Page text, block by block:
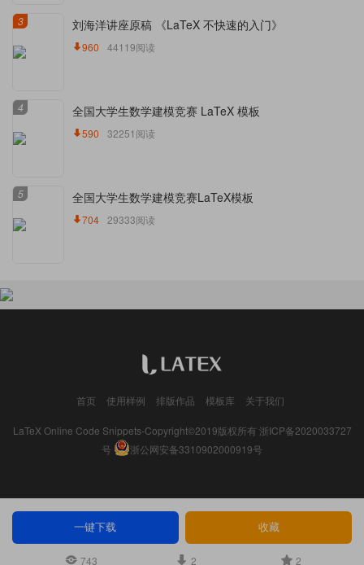
一键下载 收藏
743 2 2
3 刘海洋讲座原稿 《LaTeX 不快速的入门》
960 44119阅读
4 全国大学生数学建模竞赛 LaTeX 模板
590 32251阅读
5 全国大学生数学建模竞赛LaTeX模板
704 29333阅读
首页 使用样例 排版作品 模板库 关于我们
LaTeX Online Code Snippets-Copyright©2019版权所有 浙ICP备2020033727
号
浙公网安备3310902000919号